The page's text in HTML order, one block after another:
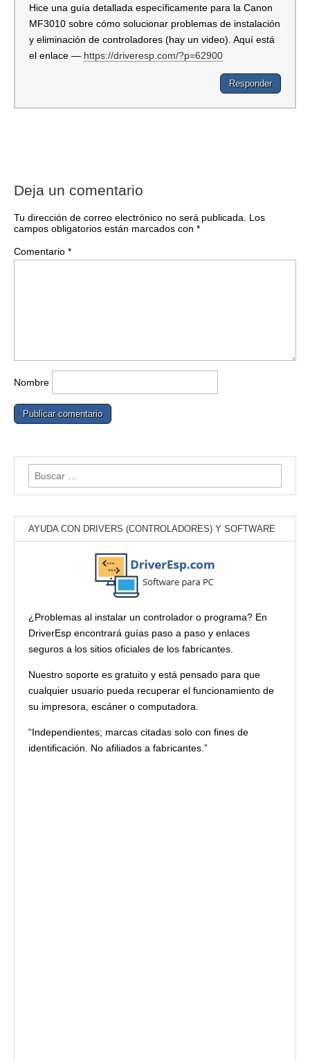
Hice una guía detallada específicamente para la Canon
MF3010 sobre cómo solucionar problemas de instalación
y eliminación de controladores (hay un video). Aquí está
el enlace — https://driveresp.com/?p=62900
Responder
Deja un comentario
Tu dirección de correo electrónico no será publicada.
Los
campos obligatorios están marcados con *
Comentario *
Nombre
Buscar:
AYUDA CON DRIVERS (CONTROLADORES) Y SOFTWARE
¿Problemas al instalar un controlador o programa? En
DriverEsp encontrará guías paso a paso y enlaces
seguros a los sitios oficiales de los fabricantes.
Nuestro soporte es gratuito y está pensado para que
cualquier usuario pueda recuperar el funcionamiento de
su impresora, escáner o computadora.
“Independientes; marcas citadas solo con fines de
identificación. No afiliados a fabricantes.”